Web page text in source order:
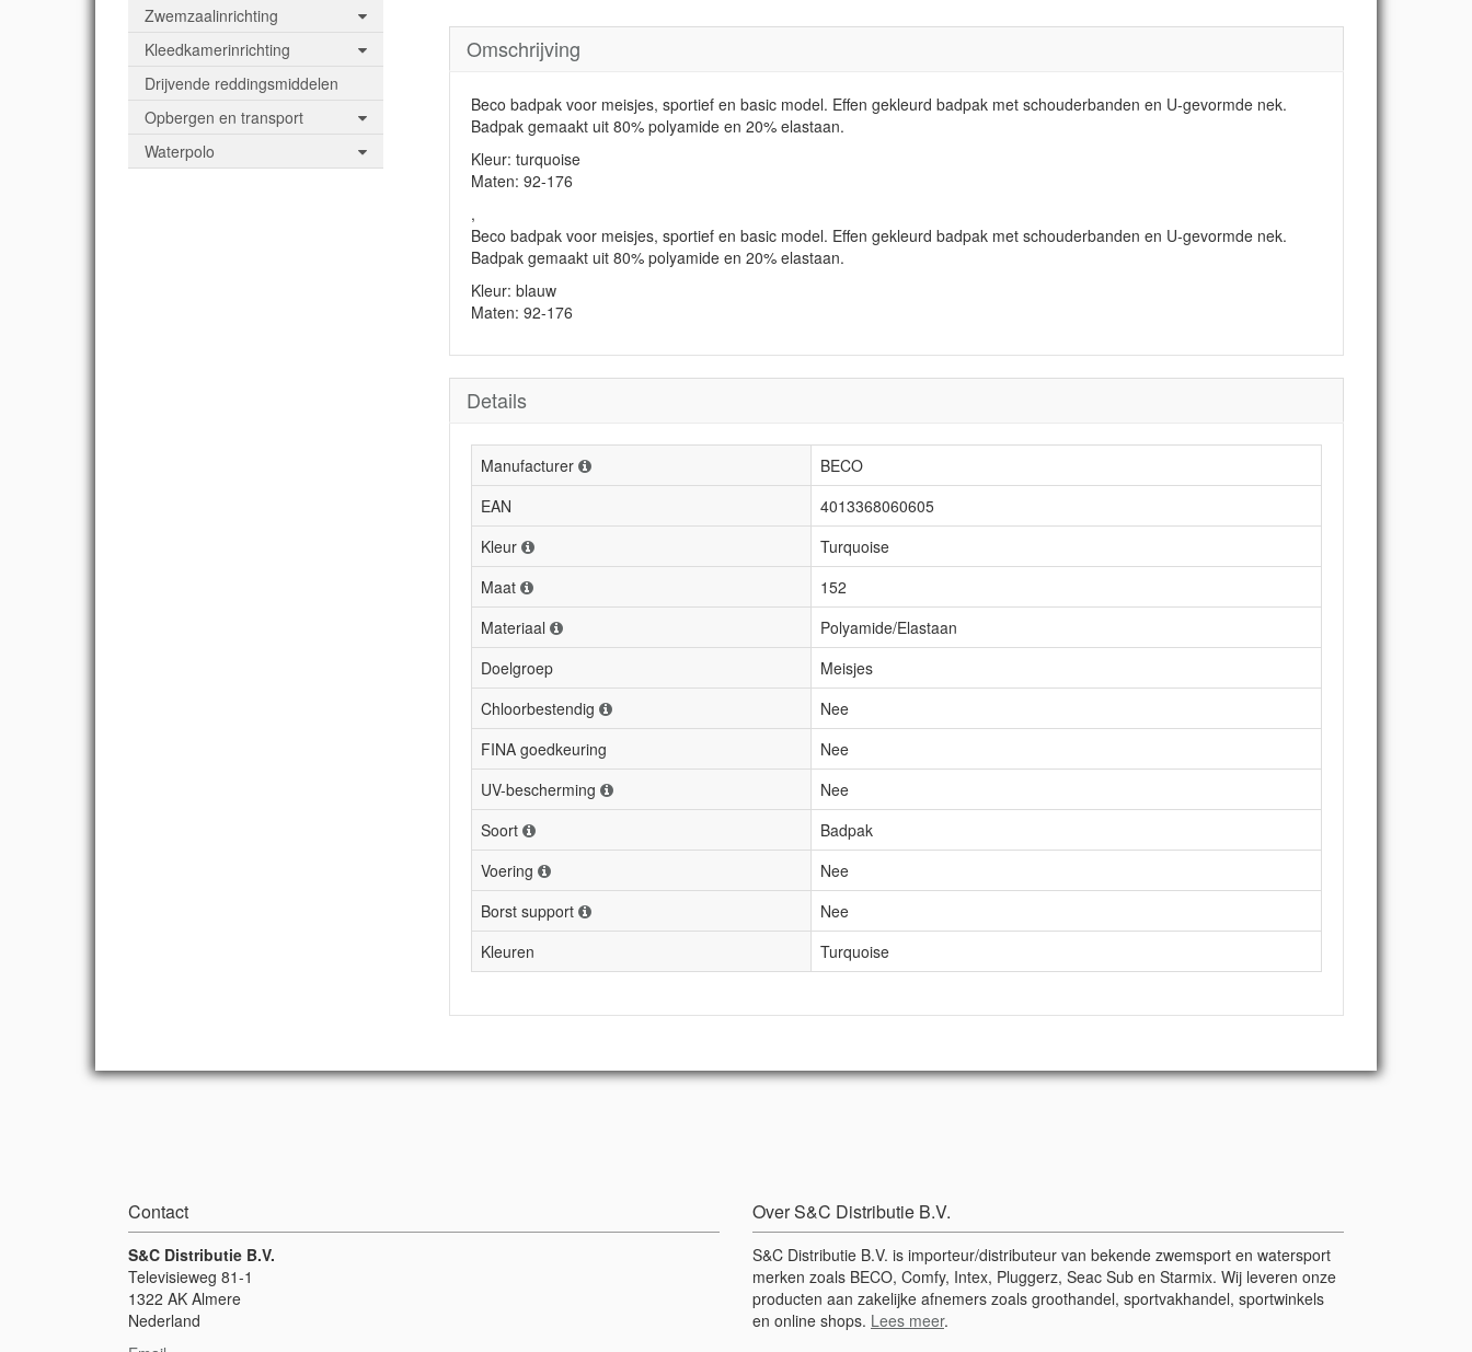
Zwemzaalinrichting
Kleedkamerinrichting
Drijvende reddingsmiddelen
Opbergen en transport
Waterpolo
Omschrijving
Beco badpak voor meisjes, sportief en basic model. Effen gekleurd badpak met schouderbanden en U-gevormde nek.
Badpak gemaakt uit 80% polyamide en 20% elastaan.
Kleur: turquoise
Maten: 92-176
,
Beco badpak voor meisjes, sportief en basic model. Effen gekleurd badpak met schouderbanden en U-gevormde nek.
Badpak gemaakt uit 80% polyamide en 20% elastaan.
Kleur: blauw
Maten: 92-176
Details
Manufacturer
BECO
EAN
4013368060605
Kleur
Turquoise
Maat
152
Materiaal
Polyamide/Elastaan
Doelgroep
Meisjes
Chloorbestendig
Nee
FINA goedkeuring
Nee
UV-bescherming
Nee
Soort
Badpak
Voering
Nee
Borst support
Nee
Kleuren
Turquoise
Contact
S&C Distributie B.V.
Televisieweg 81-1
1322 AK Almere
Nederland
Over S&C Distributie B.V.
S&C Distributie B.V. is importeur/distributeur van bekende zwemsport en watersport
merken zoals BECO, Comfy, Intex, Pluggerz, Seac Sub en Starmix. Wij leveren onze
producten aan zakelijke afnemers zoals groothandel, sportvakhandel, sportwinkels
en online shops. Lees meer.